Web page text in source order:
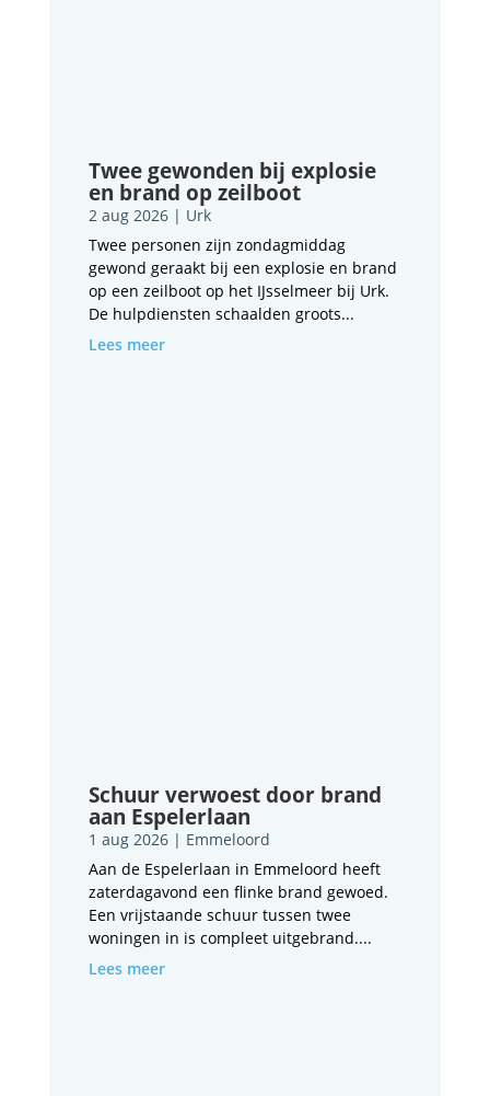
Twee gewonden bij explosie
en brand op zeilboot
2 aug 2026| Urk
Twee personen zijn zondagmiddag
gewond geraakt bij een explosie en brand
op een zeilboot op het IJsselmeer bij Urk.
De hulpdiensten schaalden groots...
Lees meer
Schuur verwoest door brand
aan Espelerlaan
1 aug 2026| Emmeloord
Aan de Espelerlaan in Emmeloord heeft
zaterdagavond een flinke brand gewoed.
Een vrijstaande schuur tussen twee
woningen in is compleet uitgebrand....
Lees meer